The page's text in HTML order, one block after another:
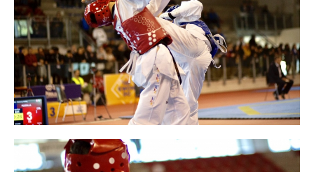
Amministrazione
Salute
Rivista Olympic Dream
Links
Mappa del sito
Photogallery